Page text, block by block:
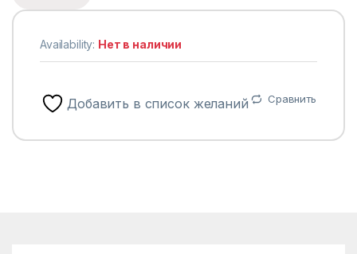
Availability: Нет в наличии
Добавить в список желаний Сравнить